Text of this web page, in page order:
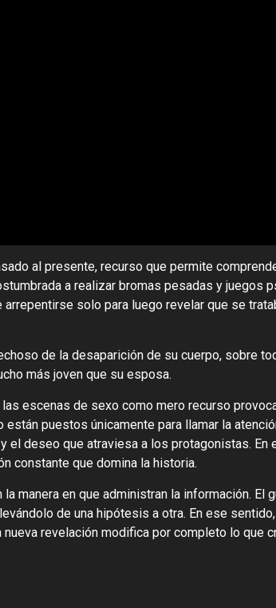
al presente, recurso que permite
a realizar bromas pesadas y juegos
solo para luego revelar que se
de la desaparición de su cuerpo, sobre
más joven que su esposa.
escenas de sexo como mero recurso
puestos únicamente para llamar la
el deseo que atraviesa a los protagonistas.
constante que domina la historia.
manera en que administran la información. El
de una hipótesis a otra. En ese sentido,
revelación modifica por completo lo que